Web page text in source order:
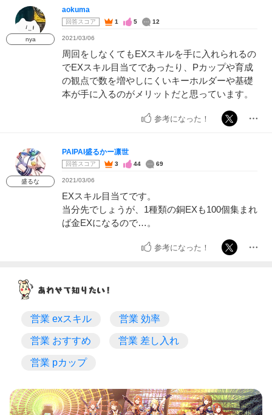
nya
aokuma
回答スコア 1 5 12
2021/03/06
周回をしなくてもEXスキルを手に入れられるの
でEXスキル目当てであったり、Pカップや育成
の観点で数を増やしにくいキーホルダーや基礎
本が手に入るのがメリットだと思っています。
参考になった！
盛るな
PAIPAI盛るかー凛世
回答スコア 3 44 69
2021/03/06
EXスキル目当てです。
当分先でしょうが、1種類の銅EXも100個集まれ
ば金EXになるので…。
参考になった！
営業 exスキル 営業 効率
営業 おすすめ 営業 差し入れ
営業 pカップ